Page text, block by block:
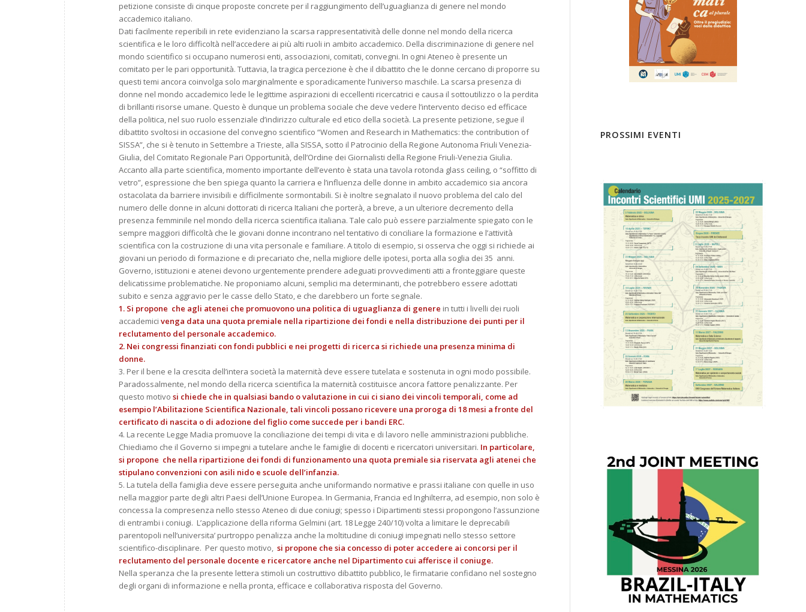
petizione consiste di cinque proposte concrete per il raggiungimento dell’uguaglianza di genere nel mondo
accademico italiano.
Dati facilmente reperibili in rete evidenziano la scarsa rappresentatività delle donne nel mondo della ricerca
scientifica e le loro difficoltà nell’accedere ai più alti ruoli in ambito accademico. Della discriminazione di genere nel
mondo scientifico si occupano numerosi enti, associazioni, comitati, convegni. In ogni Ateneo è presente un
comitato per le pari opportunità. Tuttavia, la tragica percezione è che il dibattito che le donne cercano di proporre su
questi temi ancora coinvolga solo marginalmente e sporadicamente l’universo maschile. La scarsa presenza di
donne nel mondo accademico lede le legittime aspirazioni di eccellenti ricercatrici e causa il sottoutilizzo o la perdita
di brillanti risorse umane. Questo è dunque un problema sociale che deve vedere l’intervento deciso ed efficace
della politica, nel suo ruolo essenziale d’indirizzo culturale ed etico della società. La presente petizione, segue il
dibattito svoltosi in occasione del convegno scientifico “Women and Research in Mathematics: the contribution of
SISSA”, che si è tenuto in Settembre a Trieste, alla SISSA, sotto il Patrocinio della Regione Autonoma Friuli Venezia-
Giulia, del Comitato Regionale Pari Opportunità, dell’Ordine dei Giornalisti della Regione Friuli-Venezia Giulia.
Accanto alla parte scientifica, momento importante dell’evento è stata una tavola rotonda glass ceiling, o “soffitto di
vetro”, espressione che ben spiega quanto la carriera e l’influenza delle donne in ambito accademico sia ancora
ostacolata da barriere invisibili e difficilmente sormontabili. Si è inoltre segnalato il nuovo problema del calo del
numero delle donne in alcuni dottorati di ricerca Italiani che porterà, a breve, a un ulteriore decremento della
presenza femminile nel mondo della ricerca scientifica italiana. Tale calo può essere parzialmente spiegato con le
sempre maggiori difficoltà che le giovani donne incontrano nel tentativo di conciliare la formazione e l’attività
scientifica con la costruzione di una vita personale e familiare. A titolo di esempio, si osserva che oggi si richiede ai
giovani un periodo di formazione e di precariato che, nella migliore delle ipotesi, porta alla soglia dei 35 anni.
Governo, istituzioni e atenei devono urgentemente prendere adeguati provvedimenti atti a fronteggiare queste
delicatissime problematiche. Ne proponiamo alcuni, semplici ma determinanti, che potrebbero essere adottati
subito e senza aggravio per le casse dello Stato, e che darebbero un forte segnale.
1. Si propone che agli atenei che promuovono una politica di uguaglianza di genere in tutti i livelli dei ruoli
accademici venga data una quota premiale nella ripartizione dei fondi e nella distribuzione dei punti per il
reclutamento del personale accademico.
2. Nei congressi finanziati con fondi pubblici e nei progetti di ricerca si richiede una presenza minima di
donne.
3. Per il bene e la crescita dell’intera società la maternità deve essere tutelata e sostenuta in ogni modo possibile.
Paradossalmente, nel mondo della ricerca scientifica la maternità costituisce ancora fattore penalizzante. Per
questo motivo si chiede che in qualsiasi bando o valutazione in cui ci siano dei vincoli temporali, come ad
esempio l’Abilitazione Scientifica Nazionale, tali vincoli possano ricevere una proroga di 18 mesi a fronte del
certificato di nascita o di adozione del figlio come succede per i bandi ERC.
4. La recente Legge Madia promuove la conciliazione dei tempi di vita e di lavoro nelle amministrazioni pubbliche.
Chiediamo che il Governo si impegni a tutelare anche le famiglie di docenti e ricercatori universitari. In particolare,
si propone che nella ripartizione dei fondi di funzionamento una quota premiale sia riservata agli atenei che
stipulano convenzioni con asili nido e scuole dell’infanzia.
5. La tutela della famiglia deve essere perseguita anche uniformando normative e prassi italiane con quelle in uso
nella maggior parte degli altri Paesi dell’Unione Europea. In Germania, Francia ed Inghilterra, ad esempio, non solo è
concessa la compresenza nello stesso Ateneo di due coniugi; spesso i Dipartimenti stessi propongono l’assunzione
di entrambi i coniugi. L’applicazione della riforma Gelmini (art. 18 Legge 240/10) volta a limitare le deprecabili
parentopoli nell’universita’ purtroppo penalizza anche la moltitudine di coniugi impegnati nello stesso settore
scientifico-disciplinare. Per questo motivo, si propone che sia concesso di poter accedere ai concorsi per il
reclutamento del personale docente e ricercatore anche nel Dipartimento cui afferisce il coniuge.
Nella speranza che la presente lettera stimoli un costruttivo dibattito pubblico, le firmatarie confidano nel sostegno
degli organi di informazione e nella pronta, efficace e collaborativa risposta del Governo.
PROSSIMI EVENTI